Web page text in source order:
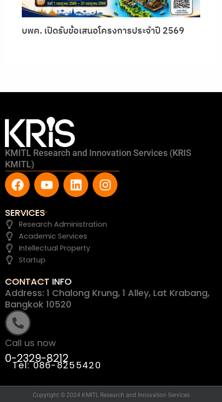
บพค. เปิดรับข้อเสนอโครงการประจำปี 2569
KMITL Research and Innovation Services (KRIS
KMITL)
F
a
c
e
b
o
o
k
Y
o
u
t
u
b
e
L
i
n
e
d
i
I
n
s
a
SERVICES
Research Administration
Academic Services
Intellectual Property
Startup
CONTACT INFO
Address: 1 Chalong Krung, 1 Alley, Lat Krabang,
Bangkok 10520
Call us now
0-2329-8212
Tel: 086-8255420
Copyright © 2024 KMITL Research and Innovation Services